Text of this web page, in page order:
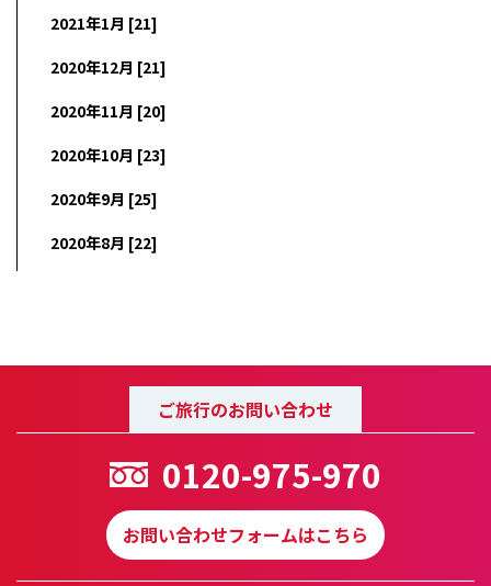
2021年1月 [21]
2020年12月 [21]
2020年11月 [20]
2020年10月 [23]
2020年9月 [25]
2020年8月 [22]
ご旅行のお問い合わせ
0120-975-970
お問い合わせフォームはこちら